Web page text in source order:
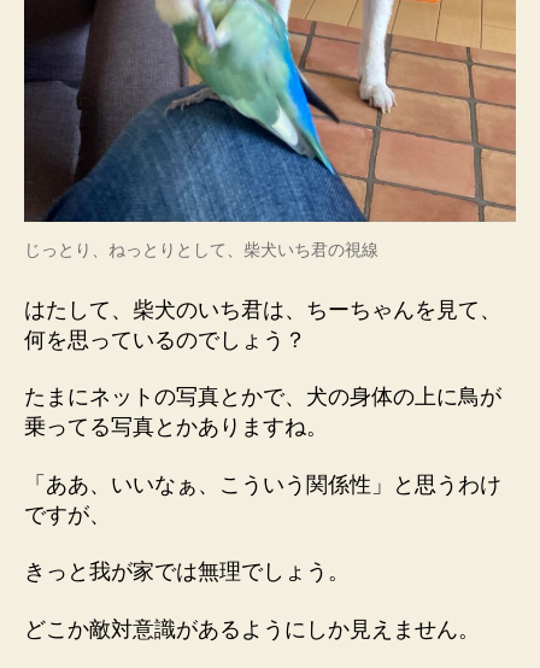
じっとり、ねっとりとして、柴犬いち君の視線
はたして、柴犬のいち君は、ちーちゃんを見て、
何を思っているのでしょう？
たまにネットの写真とかで、犬の身体の上に鳥が
乗ってる写真とかありますね。
「ああ、いいなぁ、こういう関係性」と思うわけ
ですが、
きっと我が家では無理でしょう。
どこか敵対意識があるようにしか見えません。